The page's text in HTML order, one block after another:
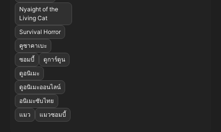
Nyaight of the
Living Cat
Survival Horror
คูซาคาเบะ
ซอมบี้
ดูการ์ตูน
ดูอนิเมะ
ดูอนิเมะออนไลน์
อนิเมะซับไทย
แมว
แมวซอมบี้